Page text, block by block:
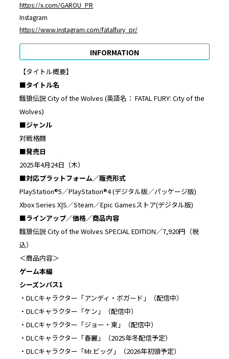
https://x.com/GAROU_PR
Instagram
https://www.instagram.com/fatalfury_pr/
INFORMATION
【タイトル概要】
■タイトル名
餓狼伝説 City of the Wolves (英語名： FATAL FURY: City of the
Wolves)
■ジャンル
対戦格闘
■発売日
2025年4月24日（木）
■対応プラットフォーム／販売形式
PlayStation®5／PlayStation®4 (デジタル版／パッケージ版)
Xbox Series X|S／Steam／Epic Gamesストア(デジタル版)
■ラインアップ／価格／商品内容
餓狼伝説 City of the Wolves SPECIAL EDITION／7,920円（税
込）
＜商品内容＞
ゲーム本編
シーズンパス1
・DLCキャラクター「アンディ・ボガード」（配信中）
・DLCキャラクター「ケン」（配信中）
・DLCキャラクター「ジョー・東」（配信中）
・DLCキャラクター「春麗」（2025年冬配信予定）
・DLCキャラクター「Mr.ビッグ」（2026年初頭予定）